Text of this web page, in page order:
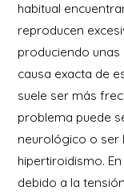
habitual
reproducen
produciendo unas
causa exacta de
suele ser más
problema puede
neurológico o ser
hipertiroidismo.
debido a la